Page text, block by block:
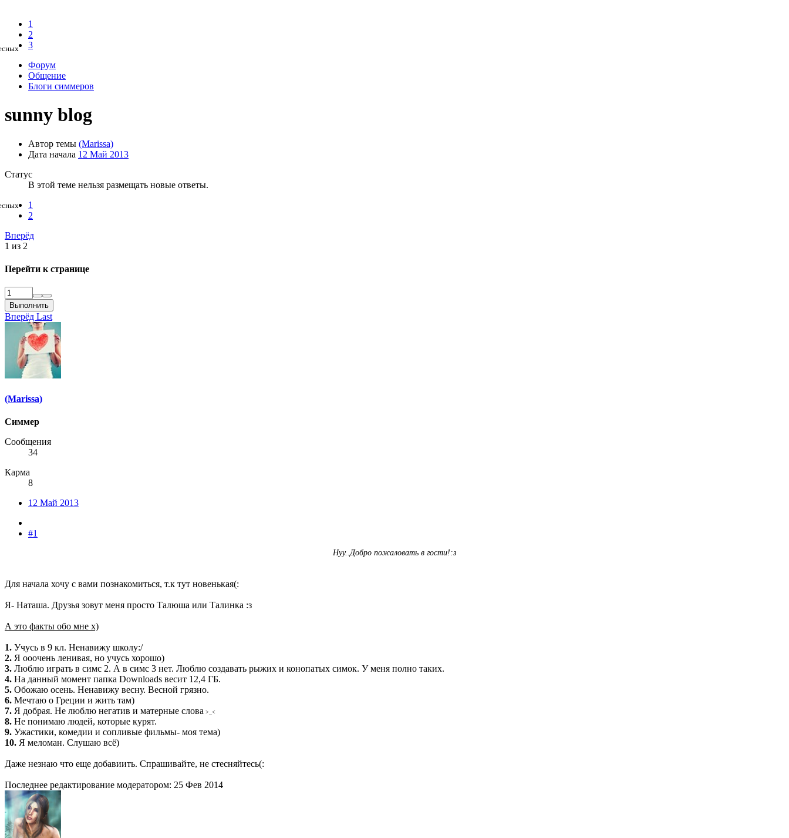
1
2
3
Форум
Общение
Блоги симмеров
sunny blog
Автор темы (Marissa)
Дата начала 12 Май 2013
Статус
В этой теме нельзя размещать новые ответы.
1
2
Вперёд
1 из 2
Перейти к странице
Выполнить
Вперёд Last
(Marissa)
Симмер
Сообщения
34
Карма
8
12 Май 2013
#1
Нуу..Добро пожаловать в гости!:з​
Для начала хочу с вами познакомиться, т.к тут новенькая(:
Я- Наташа. Друзья зовут меня просто Талюша или Талинка :з
А это факты обо мне х)
1. Учусь в 9 кл. Ненавижу школу:/
2. Я ооочень ленивая, но учусь хорошо)
3. Люблю играть в симс 2. А в симс 3 нет. Люблю создавать рыжих и конопатых симок. У меня полно таких.
4. На данный момент папка Downloads весит 12,4 ГБ.
5. Обожаю осень. Ненавижу весну. Весной грязно.
6. Мечтаю о Греции и жить там)
7. Я добрая. Не люблю негатив и матерные слова >_<
8. Не понимаю людей, которые курят.
9. Ужастики, комедии и сопливые фильмы- моя тема)
10. Я меломан. Слушаю всё)
Даже незнаю что еще добавиить. Спрашивайте, не стесняйтесь(:
Последнее редактирование модератором: 25 Фев 2014